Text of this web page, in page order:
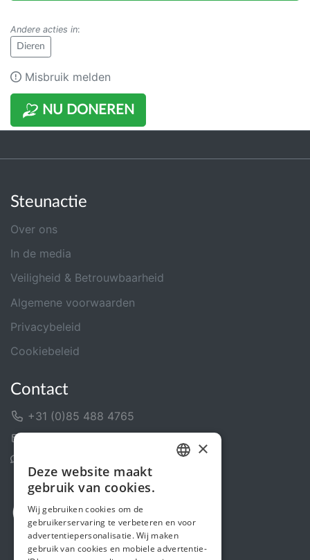
NU DONEREN
Andere acties in:
Dieren
Misbruik melden
Steunactie
Over ons
In de media
Veiligheid & Betrouwbaarheid
Algemene voorwaarden
Privacybeleid
Cookiebeleid
Contact
+31 (0)85 488 4765
ENGLISH
×
Deze website maakt
gebruik van cookies.
Wij gebruiken cookies om de
gebruikerservaring te verbeteren en voor
advertentiepersonalisatie. Wij maken
gebruik van cookies en mobiele advertentie-